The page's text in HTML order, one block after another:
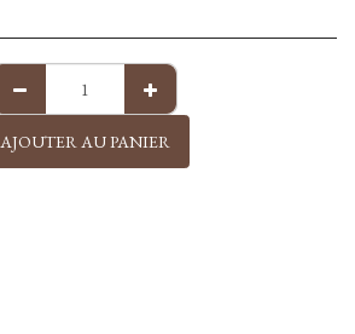
AJOUTER AU PANIER